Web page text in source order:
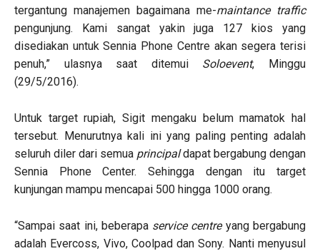
tergantung manajemen bagaimana me-maintance traffic
pengunjung. Kami sangat yakin juga 127 kios yang
disediakan untuk Sennia Phone Centre akan segera terisi
penuh,” ulasnya saat ditemui Soloevent, Minggu
(29/5/2016).
Untuk target rupiah, Sigit mengaku belum mamatok hal
tersebut. Menurutnya kali ini yang paling penting adalah
seluruh diler dari semua principaldapat bergabung dengan
Sennia Phone Center. Sehingga dengan itu target
kunjungan mampu mencapai 500 hingga 1000 orang.
“Sampai saat ini, beberapa service centreyang bergabung
adalah Evercoss, Vivo, Coolpad dan Sony. Nanti menyusul